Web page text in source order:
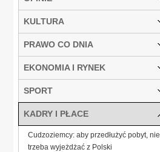
KULTURA
PRAWO CO DNIA
EKONOMIA I RYNEK
SPORT
KADRY I PŁACE
Cudzoziemcy: aby przedłużyć pobyt, nie
trzeba wyjeżdżać z Polski